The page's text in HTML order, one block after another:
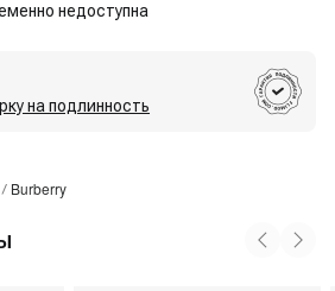
недоступна
на подлинность
/ Burberry